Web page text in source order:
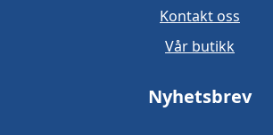
Kontakt oss
Vår butikk
Nyhetsbrev